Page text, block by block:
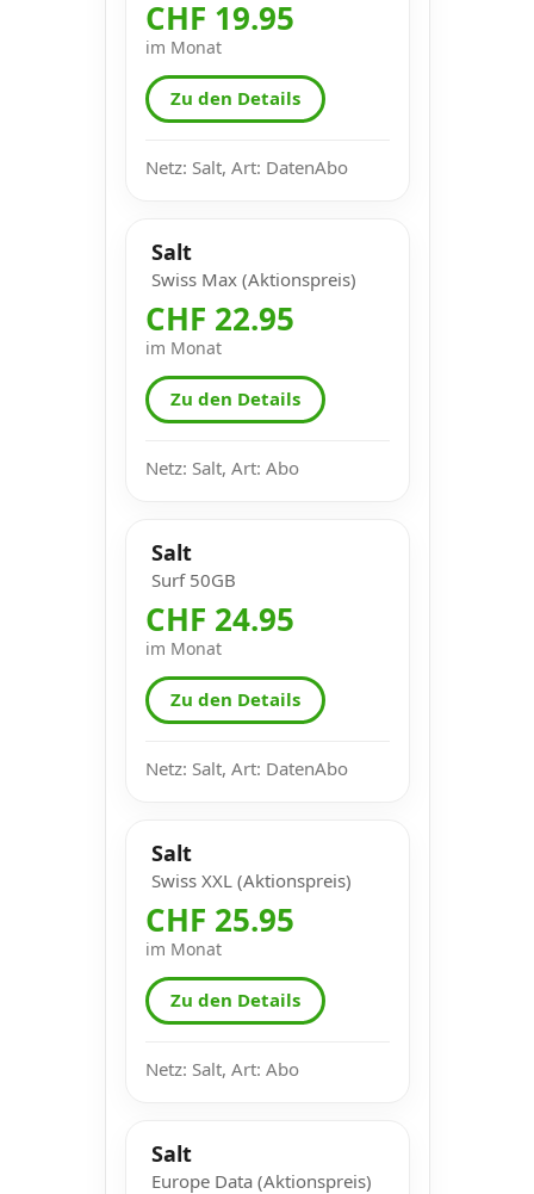
CHF 19.95
im Monat
Zu den Details
Netz: Salt, Art: DatenAbo
Salt
Swiss Max (Aktionspreis)
CHF 22.95
im Monat
Zu den Details
Netz: Salt, Art: Abo
Salt
Surf 50GB
CHF 24.95
im Monat
Zu den Details
Netz: Salt, Art: DatenAbo
Salt
Swiss XXL (Aktionspreis)
CHF 25.95
im Monat
Zu den Details
Netz: Salt, Art: Abo
Salt
Europe Data (Aktionspreis)